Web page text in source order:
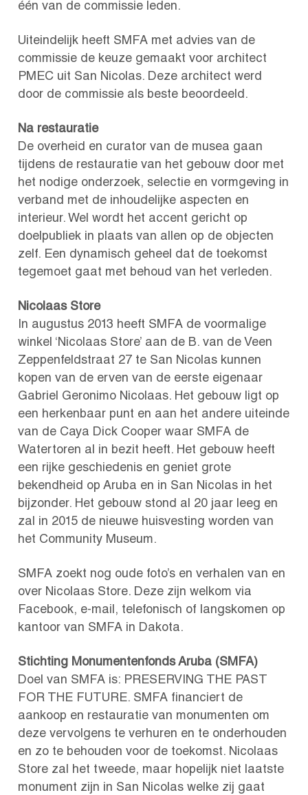
één van de commissie leden.
Uiteindelijk heeft SMFA met advies van de
commissie de keuze gemaakt voor architect
PMEC uit San Nicolas. Deze architect werd
door de commissie als beste beoordeeld.
Na restauratie
De overheid en curator van de musea gaan
tijdens de restauratie van het gebouw door met
het nodige onderzoek, selectie en vormgeving in
verband met de inhoudelijke aspecten en
interieur. Wel wordt het accent gericht op
doelpubliek in plaats van allen op de objecten
zelf. Een dynamisch geheel dat de toekomst
tegemoet gaat met behoud van het verleden.
Nicolaas Store
In augustus 2013 heeft SMFA de voormalige
winkel ‘Nicolaas Store’ aan de B. van de Veen
Zeppenfeldstraat 27 te San Nicolas kunnen
kopen van de erven van de eerste eigenaar
Gabriel Geronimo Nicolaas. Het gebouw ligt op
een herkenbaar punt en aan het andere uiteinde
van de Caya Dick Cooper waar SMFA de
Watertoren al in bezit heeft. Het gebouw heeft
een rijke geschiedenis en geniet grote
bekendheid op Aruba en in San Nicolas in het
bijzonder. Het gebouw stond al 20 jaar leeg en
zal in 2015 de nieuwe huisvesting worden van
het Community Museum.
SMFA zoekt nog oude foto’s en verhalen van en
over Nicolaas Store. Deze zijn welkom via
Facebook, e-mail, telefonisch of langskomen op
kantoor van SMFA in Dakota.
Stichting Monumentenfonds Aruba (SMFA)
Doel van SMFA is: PRESERVING THE PAST
FOR THE FUTURE. SMFA financiert de
aankoop en restauratie van monumenten om
deze vervolgens te verhuren en te onderhouden
en zo te behouden voor de toekomst. Nicolaas
Store zal het tweede, maar hopelijk niet laatste
monument zijn in San Nicolas welke zij gaat